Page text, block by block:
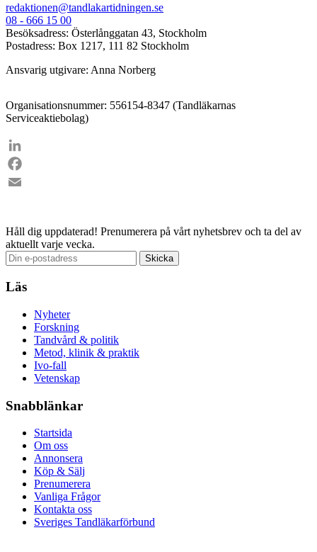
redaktionen@tandlakartidningen.se
08 - 666 15 00
Besöksadress: Österlånggatan 43, Stockholm
Postadress: Box 1217, 111 82 Stockholm
Ansvarig utgivare: Anna Norberg
Organisationsnummer: 556154-8347 (Tandläkarnas
Serviceaktiebolag)
LinkedIn
Facebook
Håll dig uppdaterad! Prenumerera på vårt nyhetsbrev och ta del av
aktuellt varje vecka.
Läs
Nyheter
Forskning
Tandvård & politik
Metod, klinik & praktik
Ivo-fall
Vetenskap
Snabblänkar
Startsida
Om oss
Annonsera
Köp & Sälj
Prenumerera
Vanliga Frågor
Kontakta oss
Sveriges Tandläkarförbund